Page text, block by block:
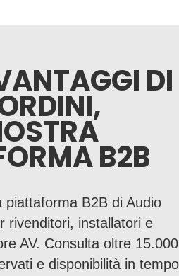
DI
B2B
piattaforma B2B di Audio
rivenditori, installatori e
AV. Consulta oltre 15.000
e disponibilità in tempo